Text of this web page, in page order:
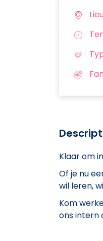
Klaar om
Of je nu
wil leren,
Kom
ons intern